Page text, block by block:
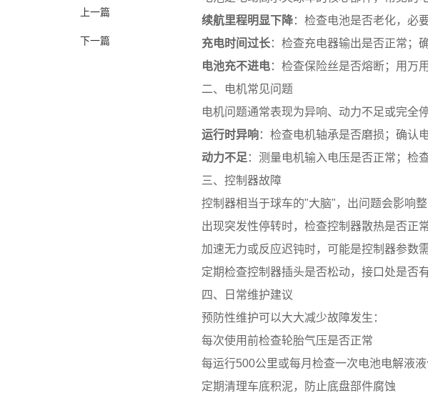
上一篇
下一篇
续航里程明显下降：检查电池是否老化，必
充电时间过长：检查充电器输出是否正常；
电池充不进电：检查保险丝是否熔断；用万
二、电机常见问题
电机问题通常表现为异响、动力不足或完全停
运行时异响：检查电机轴承是否磨损；确认
动力不足 ：测量电机输入电压是否正常；检
三、控制器故障
控制器相当于球车的"大脑"，出问题会影响整
出现突发性停转时，检查控制器散热是否正
加速无力或反应迟钝时，可能是控制器参数
定期检查控制器插头是否松动，接口处是否
四、日常维护建议
预防性维护可以大大减少故障发生：
每次使用前检查轮胎气压是否正常
每运行500公里或每月检查一次电池电解液液
定期清理车底积泥，防止底盘部件腐蚀